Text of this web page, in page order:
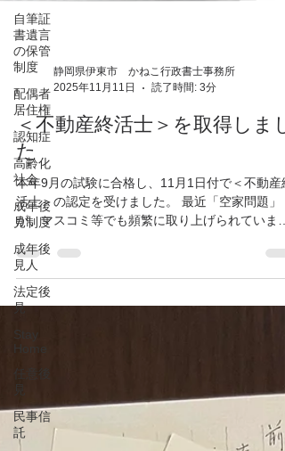
自筆証
書遺言
の保管
制度
配偶者
居住権
認知症
高齢化
社会
成年後
見制度
成年後
見人
法定後
見
Stay
Home
任意後
見
民事信
託
2025年11月11日
読了時間: 3分
＜不動産終活士＞を取得しまし
た
本年9月の試験に合格し、11月1日付で＜不動産
が、マスコミ等でも頻繁に取り上げられていま
す。 その中でもよく耳にするのが、「相続空家
ではないでしょうか。 親が住んでいた実家を相
り、誰も住む人がいない。 昔の三世代同居のよ
な大家族であれば、代替わりを重ねていく中で、
家の必要性は保たれていました。 しかし現代の
家族化の浸透は、居住者の単位も戸籍の単位と同
様に、「夫婦+子供」になっているのが普通だと
います。 そのため親の家＝実家の存在が、解決
難しい問題となってきました。 この状況に加え